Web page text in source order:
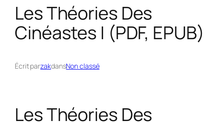
Les Théories Des
Cinéastes | (PDF, EPUB)
Écrit parzakdansNon classé
Les Théories Des